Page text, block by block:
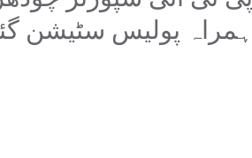
ہمراہ پولیس سٹیشن